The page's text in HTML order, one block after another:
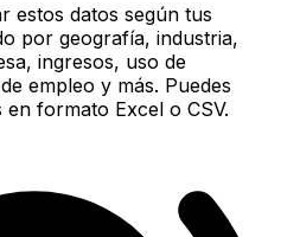
estos datos según tus
por geografía, industria,
ingresos, uso de
empleo y más. Puedes
formato Excel o CSV.